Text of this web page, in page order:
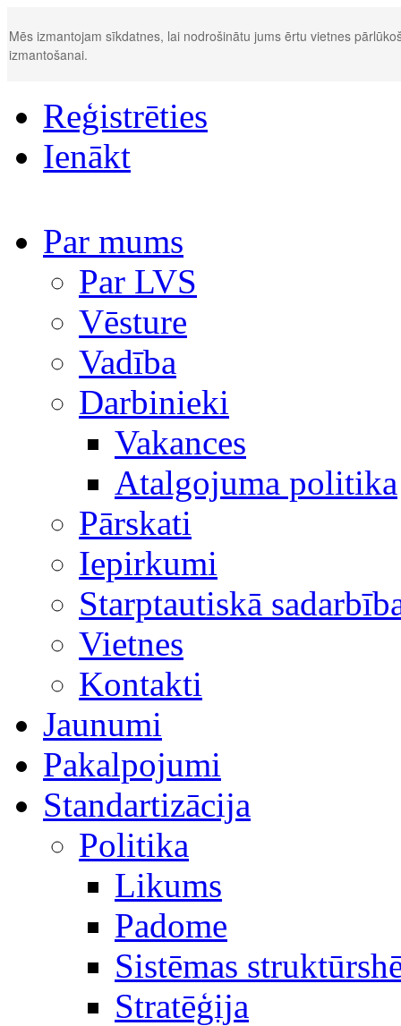
Mēs izmantojam sīkdatnes, lai nodrošinātu jums ērtu vietnes
izmantošanai.
Reģistrēties
Ienākt
Par mums
Par LVS
Vēsture
Vadība
Darbinieki
Vakances
Atalgojuma politika
Pārskati
Iepirkumi
Starptautiskā
Vietnes
Kontakti
Jaunumi
Pakalpojumi
Standartizācija
Politika
Likums
Padome
Sistēmas
Stratēģija